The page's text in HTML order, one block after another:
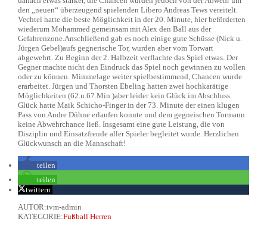
den „neuen“ überzeugend spielenden Libero Andreas Tews vereitelt.
Vechtel hatte die beste Möglichkeit in der 20. Minute, hier beförderten
wiederum Mohammed gemeinsam mit Alex den Ball aus der
Gefahrenzone.Anschließend gab es noch einige gute Schüsse (Nick u.
Jürgen Gebel)aufs gegnerische Tor, wurden aber vom Torwart
abgewehrt. Zu Beginn der 2. Halbzeit verflachte das Spiel etwas. Der
Gegner machte nicht den Eindruck das Spiel noch gewinnen zu wollen
oder zu können. Mimmelage weiter spielbestimmend, Chancen wurde
erarbeitet. Jürgen und Thorsten Ebeling hatten zwei hochkarätige
Möglichkeiten (62.u.67.Min.)aber leider kein Glück im Abschluss.
Glück hatte Maik Schicho-Finger in der 73. Minute der einen klugen
Pass von Andre Dühne erlaufen konnte und dem gegneischen Tormann
keine Abwehrchance ließ. Insgesamt eine gute Leistung, die von
Disziplin und Einsatzfreude aller Spieler begleitet wurde. Herzlichen
Glückwunsch an die Mannschaft!
teilen
teilen
twittern
AUTOR:tvm-admin
KATEGORIE:Fußball Herren